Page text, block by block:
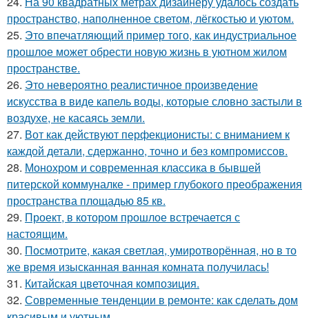
пространство, наполненное светом, лёгкостью и уютом.
25. Это впечатляющий пример того, как индустриальное
прошлое может обрести новую жизнь в уютном жилом
пространстве.
26. Это невероятно реалистичное произведение
искусства в виде капель воды, которые словно застыли в
воздухе, не касаясь земли.
27. Вот как действуют перфекционисты: с вниманием к
каждой детали, сдержанно, точно и без компромиссов.
28. Монохром и современная классика в бывшей
питерской коммуналке - пример глубокого преображения
пространства площадью 85 кв.
29. Проект, в котором прошлое встречается с
настоящим.
30. Посмотрите, какая светлая, умиротворённая, но в то
же время изысканная ванная комната получилась!
31. Китайская цветочная композиция.
32. Современные тенденции в ремонте: как сделать дом